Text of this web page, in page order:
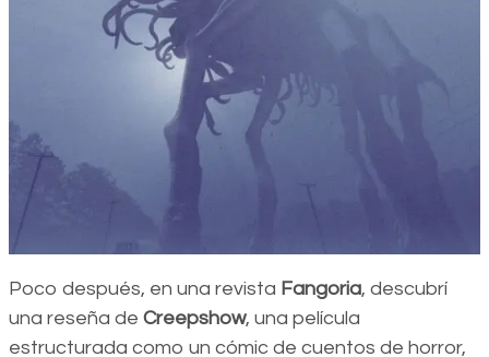
Poco después, en una revista Fangoria, descubrí
una reseña de Creepshow, una película
estructurada como un cómic de cuentos de horror,